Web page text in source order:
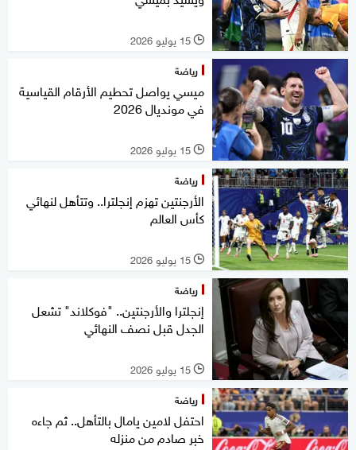
l 15 يوليو 2026
رياضة
ميسي يواصل تحطيم الأرقام القياسية
في مونديال 2026
l 15 يوليو 2026
رياضة
الأرجنتين تهزم إنجلترا.. وتتأهل لنهائي
كأس العالم
l 15 يوليو 2026
رياضة
إنجلترا والأرجنتين.. "فوكلاند" تشعل
الجدل قبل نصف النهائي
l 15 يوليو 2026
رياضة
احتفل لامين يامال بالتأهل.. ثم جاءه
خبر صادم من منزله